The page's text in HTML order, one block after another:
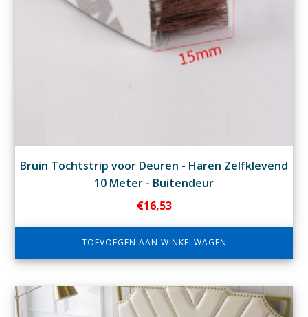
Bruin Tochtstrip voor Deuren - Haren Zelfklevend
10 Meter - Buitendeur
€16,53
TOEVOEGEN AAN WINKELWAGEN